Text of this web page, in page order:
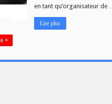
en tant qu’organisateur de …
Lire plus
+